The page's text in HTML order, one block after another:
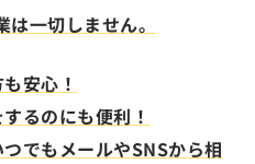
一切しません。
安心！
るのにも便利！
でもメールやSNSから相